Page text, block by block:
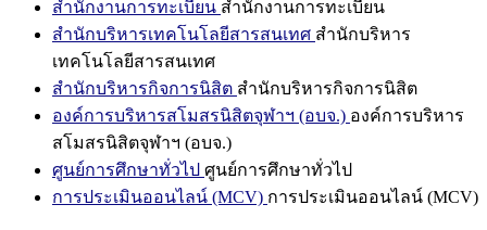
สำนักงานการทะเบียน สำนักงานการทะเบียน
สำนักบริหารเทคโนโลยีสารสนเทศ สำนักบริหาร
เทคโนโลยีสารสนเทศ
สำนักบริหารกิจการนิสิต สำนักบริหารกิจการนิสิต
องค์การบริหารสโมสรนิสิตจุฬาฯ (อบจ.) องค์การบริหาร
สโมสรนิสิตจุฬาฯ (อบจ.)
ศูนย์การศึกษาทั่วไป ศูนย์การศึกษาทั่วไป
การประเมินออนไลน์ (MCV) การประเมินออนไลน์ (MCV)